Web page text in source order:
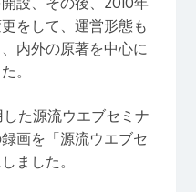
をして、運営形態も
内外の原著を中心に
。
た源流ウエブセミナ
画を「源流ウエブセ
ました。